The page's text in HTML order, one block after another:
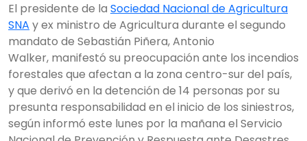
El presidente de la Sociedad Nacional de Agricultura
SNA y ex ministro de Agricultura durante el segundo
mandato de Sebastián Piñera, Antonio
Walker, manifestó su preocupación ante los incendios
forestales que afectan a la zona centro-sur del país,
y que derivó en la detención de 14 personas por su
presunta responsabilidad en el inicio de los siniestros,
según informó este lunes por la mañana el Servicio